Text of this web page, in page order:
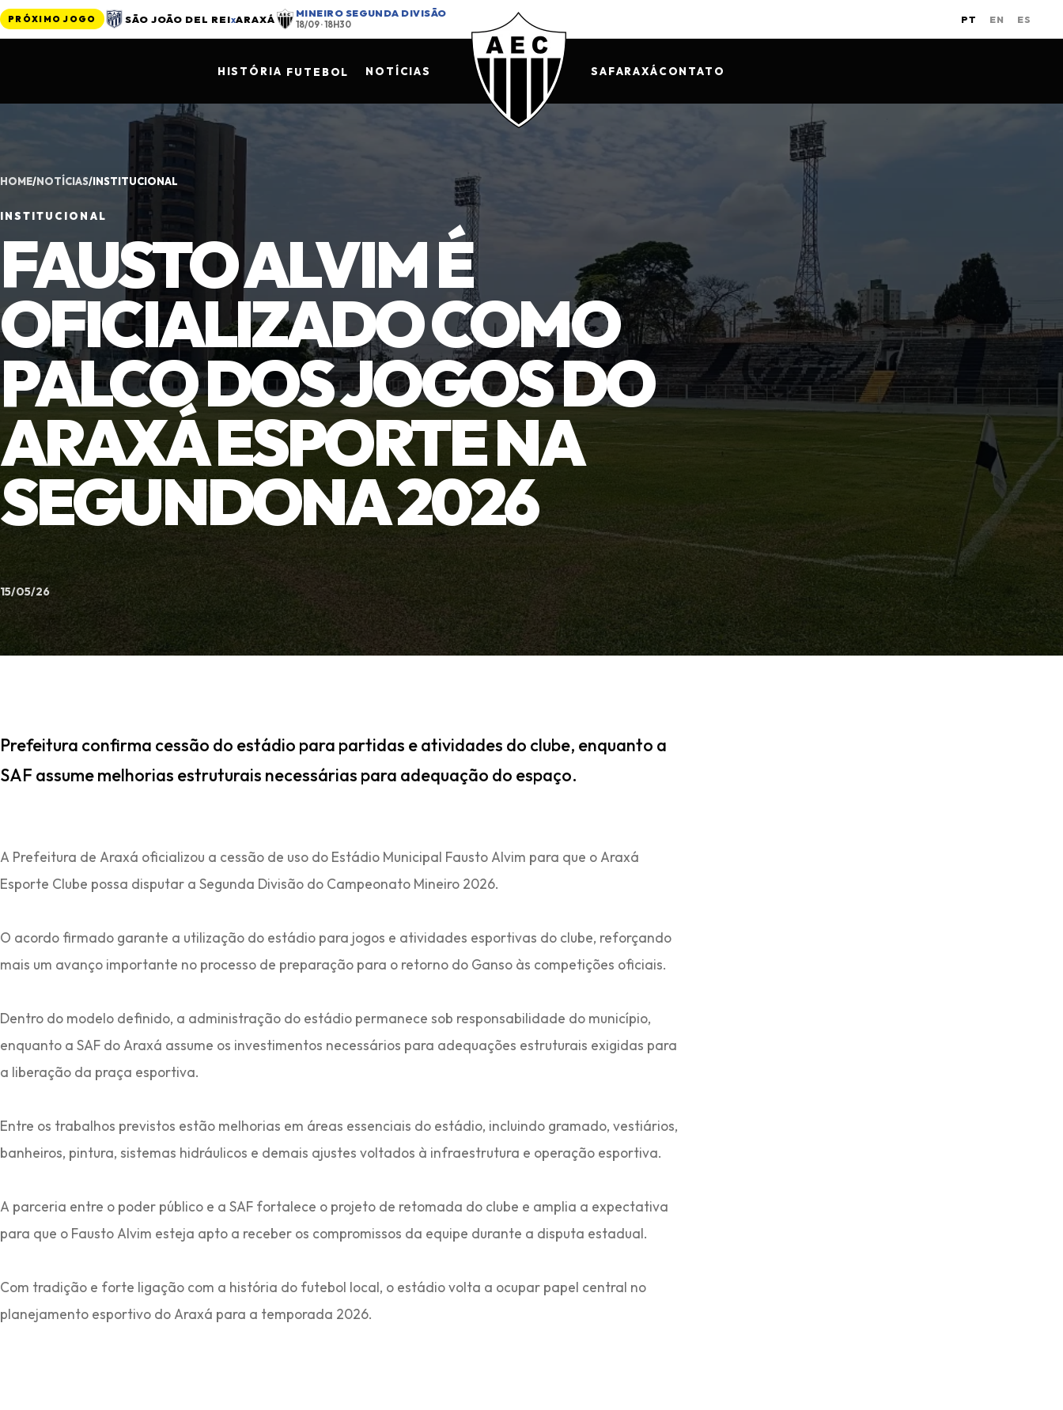
PRÓXIMO JOGO SÃO JOÃO DEL REIxARAXÁ MINEIRO SEGUNDA DIVISÃO
18/09 · 18H30 PT EN ES
HISTÓRIA FUTEBOL NOTÍCIAS SAFARAXÁCONTATO
HOME/NOTÍCIAS/INSTITUCIONAL
INSTITUCIONAL
FAUSTO ALVIM É
OFICIALIZADO COMO
PALCO DOS JOGOS DO
ARAXÁ ESPORTE NA
SEGUNDONA 2026
15/05/26
Prefeitura confirma cessão do estádio para partidas e atividades do clube, enquanto a
SAF assume melhorias estruturais necessárias para adequação do espaço.
A Prefeitura de Araxá oficializou a cessão de uso do Estádio Municipal Fausto Alvim para que o Araxá
Esporte Clube possa disputar a Segunda Divisão do Campeonato Mineiro 2026.
O acordo firmado garante a utilização do estádio para jogos e atividades esportivas do clube, reforçando
mais um avanço importante no processo de preparação para o retorno do Ganso às competições oficiais.
Dentro do modelo definido, a administração do estádio permanece sob responsabilidade do município,
enquanto a SAF do Araxá assume os investimentos necessários para adequações estruturais exigidas para
a liberação da praça esportiva.
Entre os trabalhos previstos estão melhorias em áreas essenciais do estádio, incluindo gramado, vestiários,
banheiros, pintura, sistemas hidráulicos e demais ajustes voltados à infraestrutura e operação esportiva.
A parceria entre o poder público e a SAF fortalece o projeto de retomada do clube e amplia a expectativa
para que o Fausto Alvim esteja apto a receber os compromissos da equipe durante a disputa estadual.
Com tradição e forte ligação com a história do futebol local, o estádio volta a ocupar papel central no